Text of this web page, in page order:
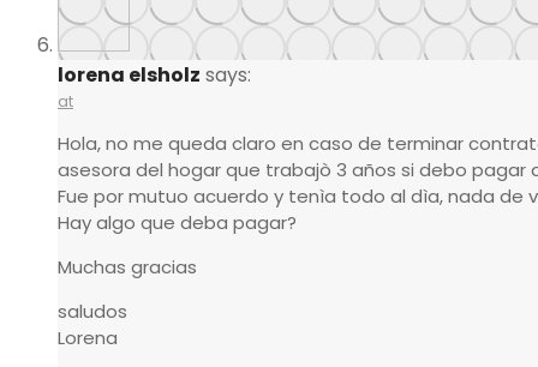
lorena elsholz says:
at
Hola, no me queda claro en caso de terminar
asesora del hogar que trabajò 3 años si debo pagar
Fue por mutuo acuerdo y tenìa todo al dìa, nada de
Hay algo que deba pagar?
Muchas gracias
saludos
Lorena